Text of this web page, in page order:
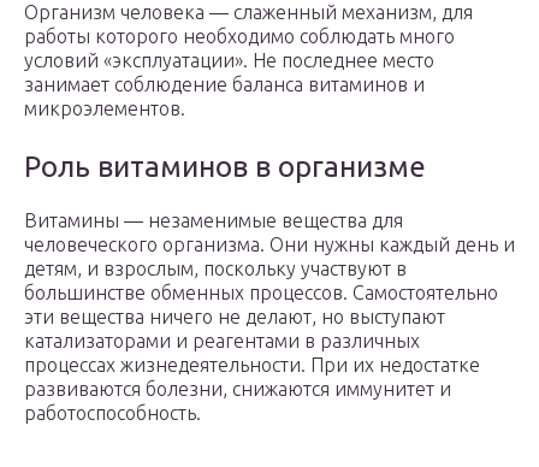
Организм человека — слаженный механизм, для
работы которого необходимо соблюдать много
условий «эксплуатации». Не последнее место
занимает соблюдение баланса витаминов и
микроэлементов.
Роль витаминов в организме
Витамины — незаменимые вещества для
человеческого организма. Они нужны каждый день и
детям, и взрослым, поскольку участвуют в
большинстве обменных процессов. Самостоятельно
эти вещества ничего не делают, но выступают
катализаторами и реагентами в различных
процессах жизнедеятельности. При их недостатке
развиваются болезни, снижаются иммунитет и
работоспособность.